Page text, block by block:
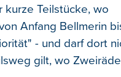
kurze Teilstücke, wo
Anfang Bellmerin
- und darf dort
gilt, wo